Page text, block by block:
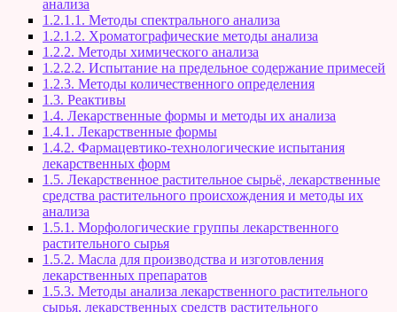
анализа
1.2.1.1. Методы спектрального анализа
1.2.1.2. Хроматографические методы анализа
1.2.2. Методы химического анализа
1.2.2.2. Испытание на предельное содержание примесей
1.2.3. Методы количественного определения
1.3. Реактивы
1.4. Лекарственные формы и методы их анализа
1.4.1. Лекарственные формы
1.4.2. Фармацевтико-технологические испытания
лекарственных форм
1.5. Лекарственное растительное сырьё, лекарственные
средства растительного происхождения и методы их
анализа
1.5.1. Морфологические группы лекарственного
растительного сырья
1.5.2. Масла для производства и изготовления
лекарственных препаратов
1.5.3. Методы анализа лекарственного растительного
сырья, лекарственных средств растительного